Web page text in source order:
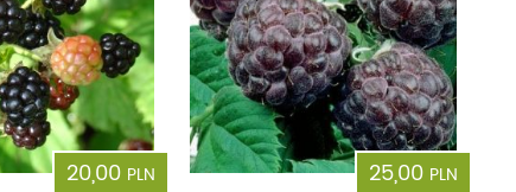
20,00 PLN
25,00 PLN